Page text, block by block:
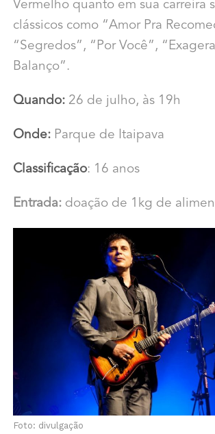
Vermelho quanto em sua carreira
clássicos como “Amor Pra
“Segredos”, “Por Você”,
Balanço”.
Quando: 26 de julho, às 19h
Onde:Parque de Itaipava
Classificação: 16 anos
Entrada: doação de 1kg de
Foto: divulgação